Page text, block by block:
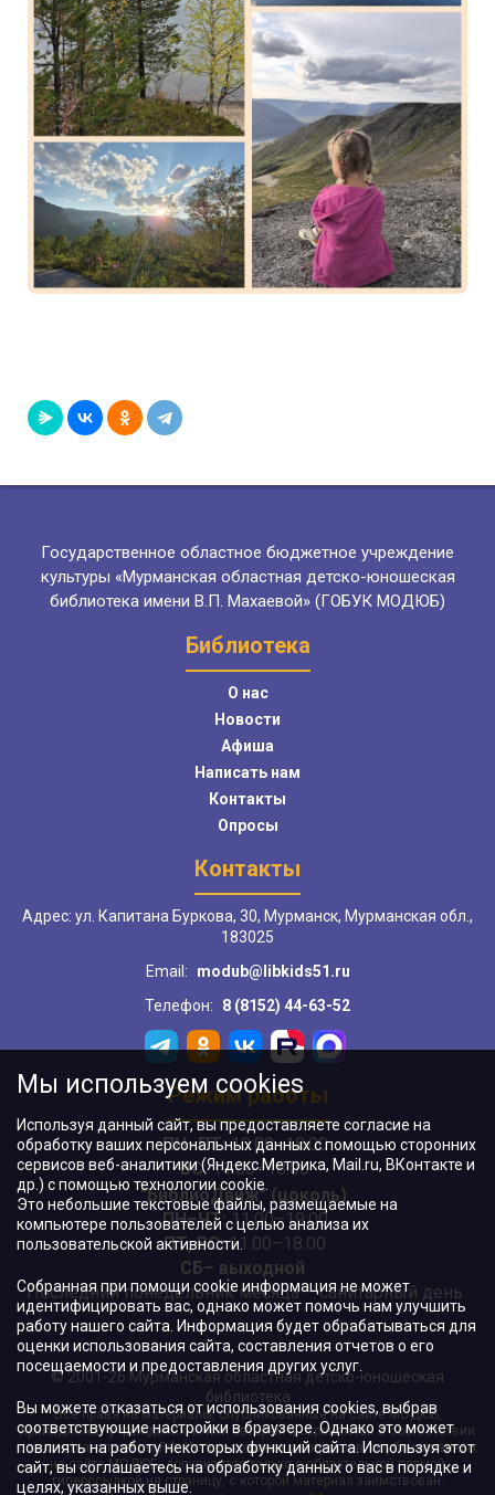
Государственное областное бюджетное учреждение
культуры «Мурманская областная детско-юношеская
библиотека имени В.П. Махаевой» (ГОБУК МОДЮБ)
Библиотека
О нас
Новости
Афиша
Написать нам
Контакты
Опросы
Контакты
Адрес: ул. Капитана Буркова, 30, Мурманск, Мурманская обл.,
183025
Email:
modub@libkids51.ru
Телефон:
8 (8152) 44-63-52
Режим работы
ПН–ПТ:10:00–18:00
ВС:11:00–18:00
"БиблиоДвиж" (цоколь):
ПН–ЧТ:11:00–19:00
ПТ, ВС:11:00–18:00
СБ– выходной
Последний понедельник месяца – санитарный день
© 2001-26 Мурманская областная детско-юношеская
библиотека
Все права на материалы, опубликованные на сайте МОДЮБ,
принадлежат учреждению и/или авторам и охраняются в соответствии
с законодательством РФ. Использование материалов, опубликованных
на сайте МОДЮБ, допускается только с обязательной прямой
гиперссылкой на страницу, с которой материал заимствован.
Мы используем cookies
Используя данный сайт, вы предоставляете согласие на
обработку ваших персональных данных с помощью сторонних
сервисов веб-аналитики (Яндекс.Метрика, Mail.ru, ВКонтакте и
др.) с помощью технологии cookie.
Это небольшие текстовые файлы, размещаемые на
компьютере пользователей с целью анализа их
пользовательской активности.
Собранная при помощи cookie информация не может
идентифицировать вас, однако может помочь нам улучшить
работу нашего сайта. Информация будет обрабатываться для
оценки использования сайта, составления отчетов о его
посещаемости и предоставления других услуг.
Вы можете отказаться от использования cookies, выбрав
соответствующие настройки в браузере. Однако это может
повлиять на работу некоторых функций сайта. Используя этот
сайт, вы соглашаетесь на обработку данных о вас в порядке и
целях, указанных выше.